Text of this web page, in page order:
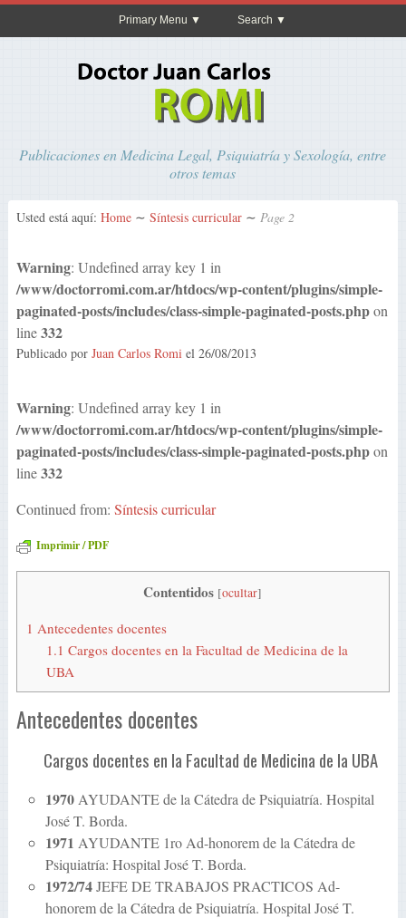
Primary Menu Search
Publicaciones en Medicina Legal, Psiquiatría y Sexología, entre
otros temas
Usted está aquí: Home ∼ Síntesis curricular ∼ Page 2
Warning: Undefined array key 1 in
/www/doctorromi.com.ar/htdocs/wp-content/plugins/simple-
paginated-posts/includes/class-simple-paginated-posts.phpon
line332
Publicado por Juan Carlos Romiel 26/08/2013
Warning: Undefined array key 1 in
/www/doctorromi.com.ar/htdocs/wp-content/plugins/simple-
paginated-posts/includes/class-simple-paginated-posts.phpon
line332
Continued from: Síntesis curricular
Imprimir / PDF
Contentidos [ocultar]
1 Antecedentes docentes
1.1 Cargos docentes en la Facultad de Medicina de la
UBA
Antecedentes docentes
Cargos docentes en la Facultad de Medicina de la UBA
1970AYUDANTE de la Cátedra de Psiquiatría. Hospital
José T. Borda.
1971 AYUDANTE 1ro Ad-honorem de la Cátedra de
Psiquiatría: Hospital José T. Borda.
1972/74JEFE DE TRABAJOS PRACTICOS Ad-
honorem de la Cátedra de Psiquiatría. Hospital José T.